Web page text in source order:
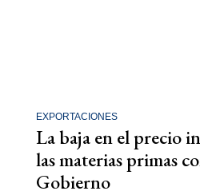
EXPORTACIONES
La baja en el precio
las materias primas
Gobierno